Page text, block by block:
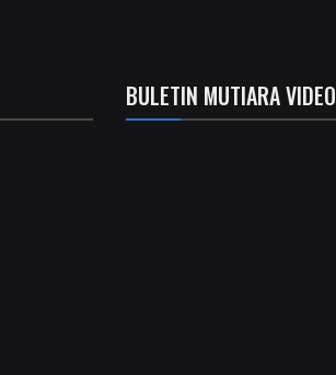
BULETIN MUTIARA VIDEO